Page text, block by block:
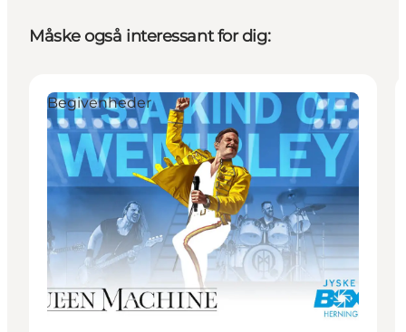
Måske også interessant for dig:
Begivenheder